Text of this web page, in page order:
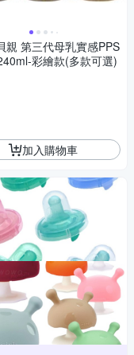
親 第三代母乳實感PPS
彩繪款(多款可選)
加入購物車